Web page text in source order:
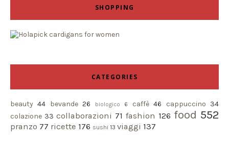
SHOPPING
CATEGORIES
beauty 44 bevande 26 biologico 6 caffè 46 cappuccino 34
colazione 33 collaborazioni 71 fashion 126 food 552
pranzo 77 ricette 176 sushi 13 viaggi 137